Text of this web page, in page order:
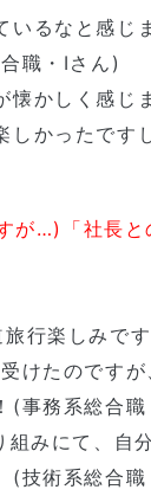
いるなと感
職・Iさん)
懐かしく感
しかったで
が…)「社長
旅行楽しみで
けたのです
(事務系総合
組みにて、自
(技術系総合職